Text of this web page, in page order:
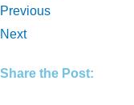
Previous
Next
Share the Post: